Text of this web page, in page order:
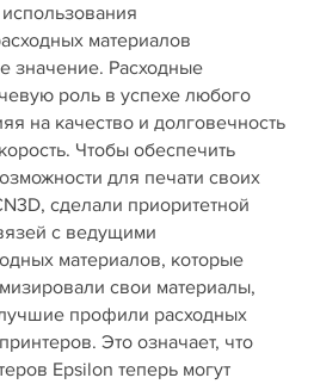
материалов
значение. Расходные
роль в успехе любого
на качество и долговечность
Чтобы обеспечить
для печати своих
сделали приоритетной
с ведущими
материалов, которые
свои материалы,
профили расходных
Это означает, что
Epsilon теперь могут